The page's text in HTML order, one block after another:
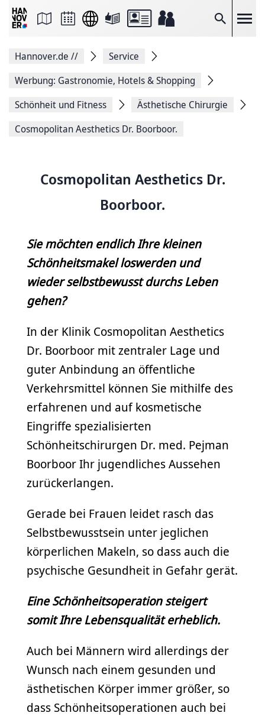
Suche
Seite
Facebook
teilen
Seitenlink
Seite
Hannover.de //
Service
Werbung: Gastronomie, Hotels & Shopping
Schönheit und Fitness
Ästhetische Chirurgie
Cosmopolitan Aesthetics Dr. Boorboor.
Cosmopolitan Aesthetics Dr.
Boorboor.
Sie möchten endlich Ihre kleinen
Schönheitsmakel loswerden und
wieder selbstbewusst durchs Leben
gehen?
In der Klinik Cosmopolitan Aesthetics
Dr. Boorboor mit zentraler Lage und
guter Anbindung an öffentliche
Verkehrsmittel können Sie mithilfe des
erfahrenen und auf kosmetische
Eingriffe spezialisierten
Schönheitschirurgen Dr. med. Pejman
Boorboor Ihr jugendliches Aussehen
zurückerlangen.
Gerade bei Frauen leidet rasch das
Selbstbewusstsein unter jeglichen
körperlichen Makeln, so dass auch die
psychische Gesundheit in Gefahr gerät.
Eine Schönheitsoperation steigert
somit Ihre Lebensqualität erheblich.
Auch bei Männern wird allerdings der
Wunsch nach einem gesunden und
ästhetischen Körper immer größer, so
dass Schönheitsoperationen auch bei